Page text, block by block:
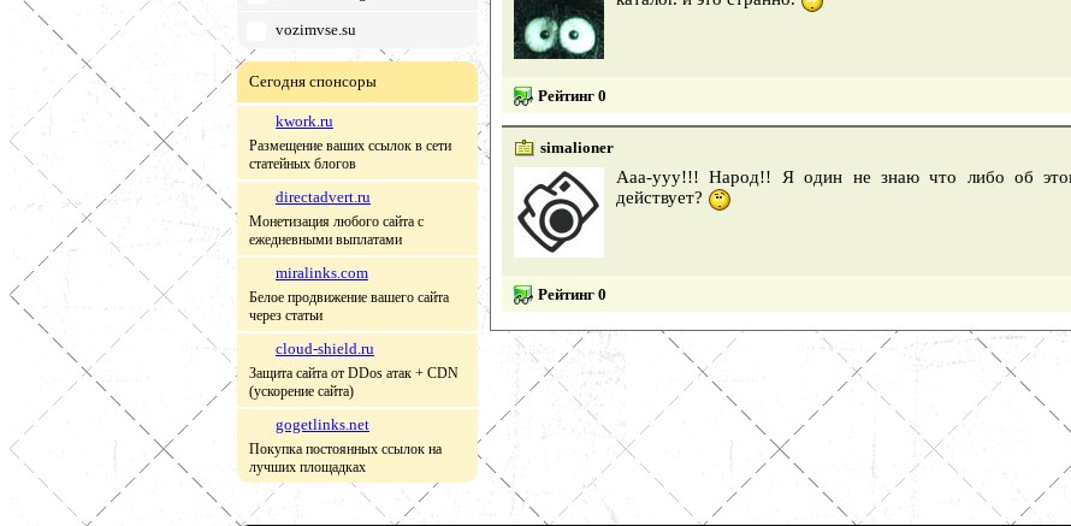
vozimvse.su
Сегодня спонсоры
kwork.ru
Размещение ваших ссылок в сети
статейных блогов
directadvert.ru
Монетизация любого сайта с
ежедневными выплатами
miralinks.com
Белое продвижение вашего сайта
через статьи
cloud-shield.ru
Защита сайта от DDos атак + CDN
(ускорение сайта)
gogetlinks.net
Покупка постоянных ссылок на
лучших площадках
Рейтинг 0
simalioner
Ааа-ууу!!! Народ!! Я один не знаю что либо об
действует?
Рейтинг 0